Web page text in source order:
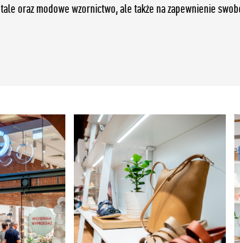
oraz modowe wzornictwo, ale także na zapewnienie